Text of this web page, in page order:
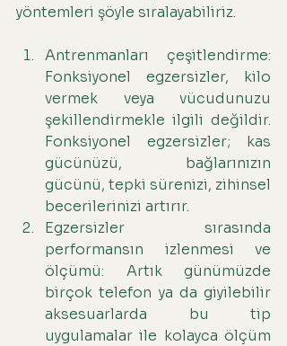
yöntemleri şöyle sıralayabiliriz.
Antrenmanları çeşitlendirme:
Fonksiyonel egzersizler, kilo
vermek veya vücudunuzu
şekillendirmekle ilgili değildir.
Fonksiyonel egzersizler; kas
gücünüzü, bağlarınızın
gücünü, tepki sürenizi, zihinsel
becerilerinizi artırır.
Egzersizler sırasında
performansın izlenmesi ve
ölçümü: Artık günümüzde
birçok telefon ya da giyilebilir
aksesuarlarda bu tip
uygulamalar ile kolayca ölçüm